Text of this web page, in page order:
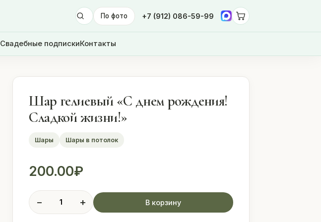
По фото +7 (912) 086-59-99
Свадебные подпискиКонтакты
Шар гелиевый «С днем рождения!
Сладкой жизни!»
Шары Шары в потолок
200.00₽
−
Количество
товара
+ В корзину